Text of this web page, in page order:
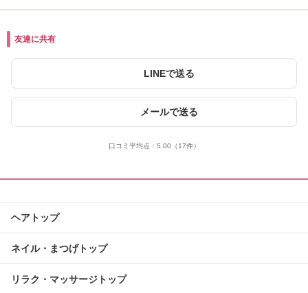
友達に共有
LINEで送る
メールで送る
口コミ平均点： 5.00 （17件）
ヘアトップ
ネイル・まつげトップ
リラク・マッサージトップ